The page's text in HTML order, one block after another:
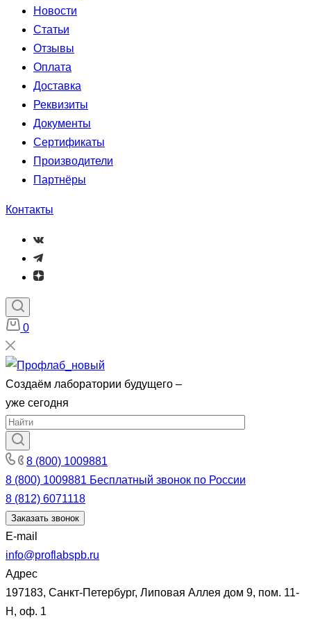
Новости
Статьи
Отзывы
Оплата
Доставка
Реквизиты
Документы
Сертификаты
Производители
Партнёры
Контакты
0
Создаём лаборатории будущего –
уже сегодня
8 (800) 1009881
8 (800) 1009881 Бесплатный звонок по России
8 (812) 6071118
Заказать звонок
E-mail
info@proflabspb.ru
Адрес
197183, Санкт-Петербург, Липовая Аллея дом 9, пом. 11-
Н, оф. 1